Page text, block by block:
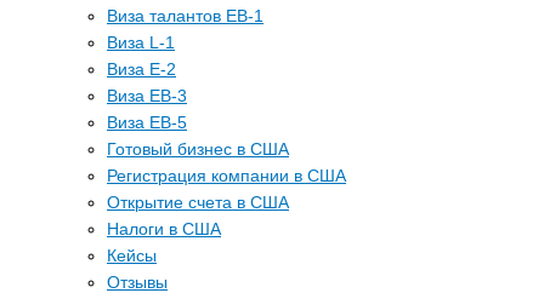
Виза талантов EB-1
Виза L-1
Виза E-2
Виза EB-3
Виза EB-5
Готовый бизнес в США
Регистрация компании в США
Открытие счета в США
Налоги в США
Кейсы
Отзывы